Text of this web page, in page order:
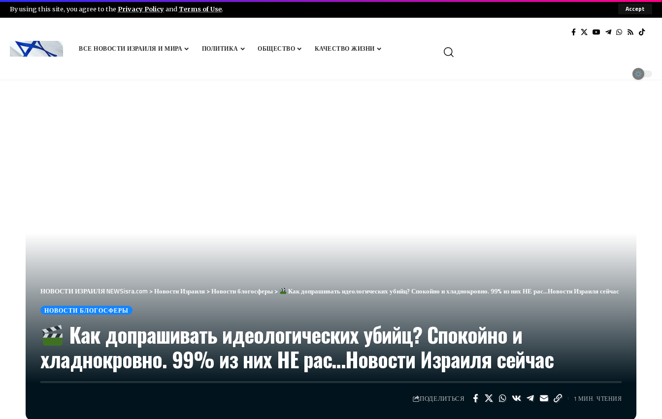
By using this site, you agree to the Privacy Policyand Terms of Use. Accept
ВСЕ НОВОСТИ ИЗРАИЛЯ И МИРА ПОЛИТИКА ОБЩЕСТВО КАЧЕСТВО ЖИЗНИ
НОВОСТИ ИЗРАИЛЯ NEWSisra.com >Новости Израиля >Новости блогосферы > Как допрашивать идеологических убийц? Спокойно и хладнокровно. 99% из них НЕ рас…​Новости Израиля сейчас
НОВОСТИ БЛОГОСФЕРЫ
Как допрашивать идеологических убийц? Спокойно и
хладнокровно. 99% из них НЕ рас…​Новости Израиля сейчас
ПОДЕЛИТЬСЯ 1 МИН. ЧТЕНИЯ